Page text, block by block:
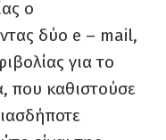
ο
δύο e – mail,
για το
που καθιστούσε